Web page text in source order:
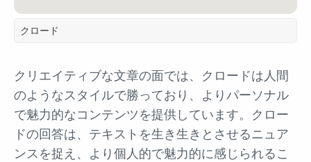
クロード
クリエイティブな文章の面では、クロードは人間
のようなスタイルで勝っており、よりパーソナル
で魅力的なコンテンツを提供しています。クロー
ドの回答は、テキストを生き生きとさせるニュア
ンスを捉え、より個人的で魅力的に感じられるこ